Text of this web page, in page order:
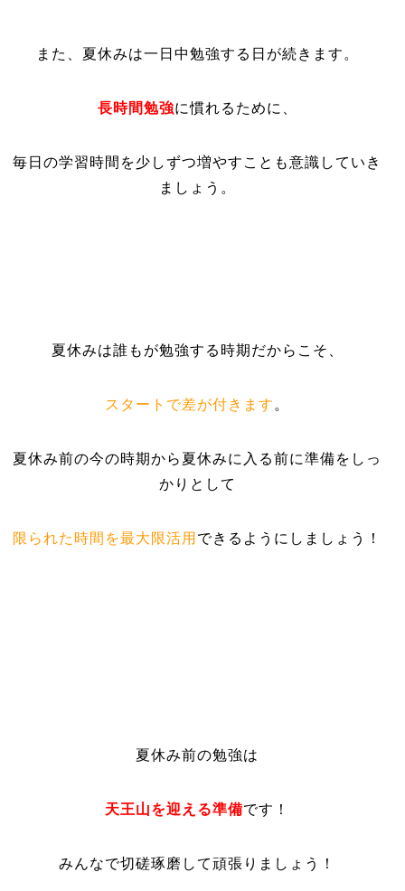
また、夏休みは一日中勉強する日が続きます。
長時間勉強に慣れるために、
毎日の学習時間を少しずつ増やすことも意識していき
ましょう。
夏休みは誰もが勉強する時期だからこそ、
スタートで差が付きます 。
夏休み前の今の時期から夏休みに入る前に準備をしっ
かりとして
限られた時間を最大限活用 できるようにしましょう！
夏休み前の勉強は
天王山を迎える準備です！
みんなで切磋琢磨して頑張りましょう！